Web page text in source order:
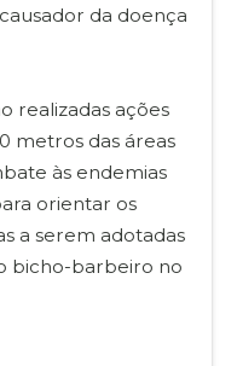
da doença
realizadas ações
metros das áreas
às endemias
orientar os
a serem adotadas
bicho-barbeiro no